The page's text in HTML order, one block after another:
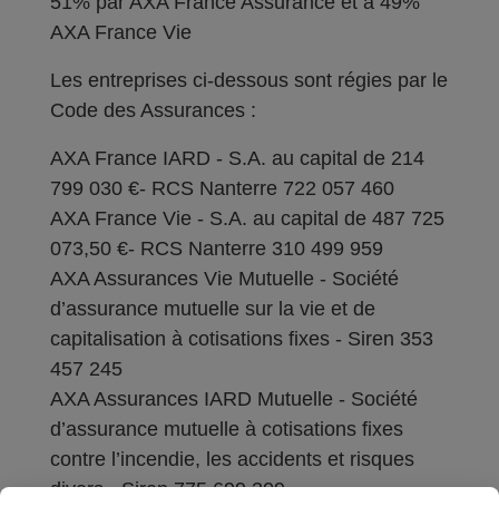
AXA France Vie
Les entreprises ci-dessous sont régies par le
Code des Assurances :
AXA France IARD - S.A. au capital de 214
799 030 €- RCS Nanterre 722 057 460
AXA France Vie - S.A. au capital de 487 725
073,50 €- RCS Nanterre 310 499 959
AXA Assurances Vie Mutuelle - Société
d’assurance mutuelle sur la vie et de
capitalisation à cotisations fixes - Siren 353
457 245
AXA Assurances IARD Mutuelle - Société
d’assurance mutuelle à cotisations fixes
contre l’incendie, les accidents et risques
divers - Siren 775 699 309